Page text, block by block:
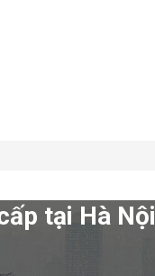
tại Hà Nội